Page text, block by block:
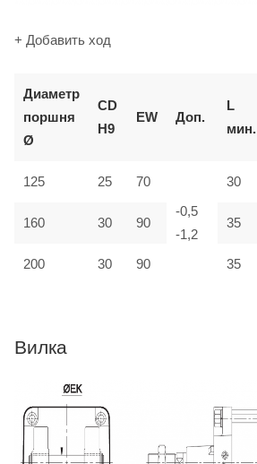
+ Добавить ход
Диаметр
поршня
Ø
CD
H9
EW Доп.
L
мин.
125 25 70
-0,5
-1,2
30
160 30 90 35
200 30 90 35
Вилка